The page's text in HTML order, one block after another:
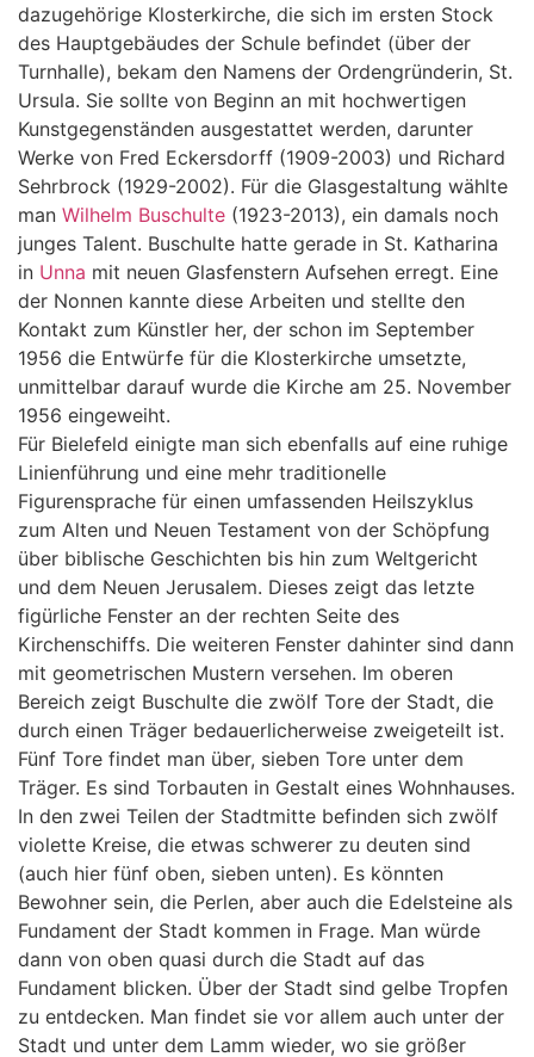
dazugehörige Klosterkirche, die sich im ersten Stock
des Hauptgebäudes der Schule befindet (über der
Turnhalle), bekam den Namens der Ordengründerin, St.
Ursula. Sie sollte von Beginn an mit hochwertigen
Kunstgegenständen ausgestattet werden, darunter
Werke von Fred Eckersdorff (1909-2003) und Richard
Sehrbrock (1929-2002). Für die Glasgestaltung wählte
man Wilhelm Buschulte (1923-2013), ein damals noch
junges Talent. Buschulte hatte gerade in St. Katharina
in Unna mit neuen Glasfenstern Aufsehen erregt. Eine
der Nonnen kannte diese Arbeiten und stellte den
Kontakt zum Künstler her, der schon im September
1956 die Entwürfe für die Klosterkirche umsetzte,
unmittelbar darauf wurde die Kirche am 25. November
1956 eingeweiht.
Für Bielefeld einigte man sich ebenfalls auf eine ruhige
Linienführung und eine mehr traditionelle
Figurensprache für einen umfassenden Heilszyklus
zum Alten und Neuen Testament von der Schöpfung
über biblische Geschichten bis hin zum Weltgericht
und dem Neuen Jerusalem. Dieses zeigt das letzte
figürliche Fenster an der rechten Seite des
Kirchenschiffs. Die weiteren Fenster dahinter sind dann
mit geometrischen Mustern versehen. Im oberen
Bereich zeigt Buschulte die zwölf Tore der Stadt, die
durch einen Träger bedauerlicherweise zweigeteilt ist.
Fünf Tore findet man über, sieben Tore unter dem
Träger. Es sind Torbauten in Gestalt eines Wohnhauses.
In den zwei Teilen der Stadtmitte befinden sich zwölf
violette Kreise, die etwas schwerer zu deuten sind
(auch hier fünf oben, sieben unten). Es könnten
Bewohner sein, die Perlen, aber auch die Edelsteine als
Fundament der Stadt kommen in Frage. Man würde
dann von oben quasi durch die Stadt auf das
Fundament blicken. Über der Stadt sind gelbe Tropfen
zu entdecken. Man findet sie vor allem auch unter der
Stadt und unter dem Lamm wieder, wo sie größer